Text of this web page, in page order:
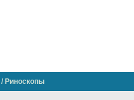
/ Риноскопы